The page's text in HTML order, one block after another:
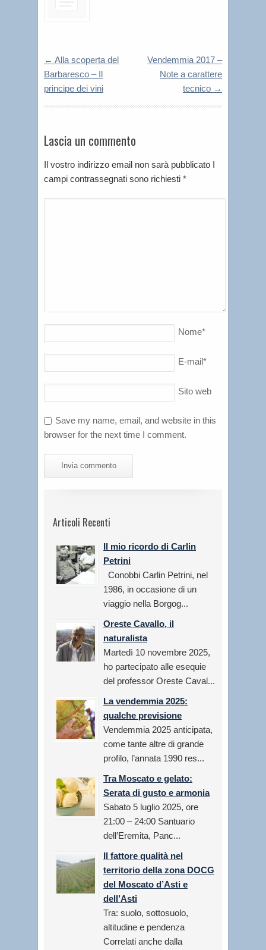
← Alla scoperta del
Barbaresco – Il
principe dei vini
Vendemmia 2017 –
Note a carattere
tecnico →
Lascia un commento
Il vostro indirizzo email non sarà pubblicato I
campi contrassegnati sono richiesti *
Nome*
E-mail*
Sito web
Save my name, email, and website in this
browser for the next time I comment.
Articoli Recenti
Il mio ricordo di Carlin
Petrini
Conobbi Carlin Petrini, nel
1986, in occasione di un
viaggio nella Borgog...
Oreste Cavallo, il
naturalista
Martedì 10 novembre 2025,
ho partecipato alle esequie
del professor Oreste Caval...
La vendemmia 2025:
qualche previsione
Vendemmia 2025 anticipata,
come tante altre di grande
profilo, l’annata 1990 res...
Tra Moscato e gelato:
Serata di gusto e armonia
Sabato 5 luglio 2025, ore
21:00 – 24:00 Santuario
dell’Eremita, Panc...
Il fattore qualità nel
territorio della zona DOCG
del Moscato d’Asti e
dell’Asti
Tra: suolo, sottosuolo,
altitudine e pendenza
Correlati anche dalla